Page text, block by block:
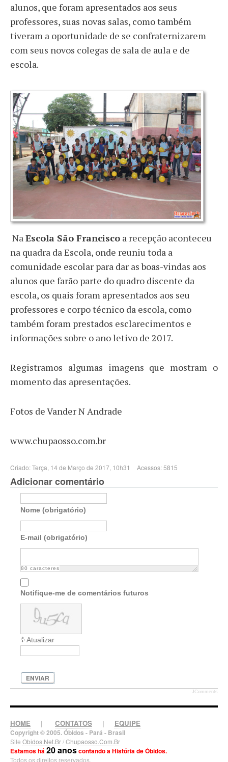
alunos, que foram apresentados aos seus
professores, suas novas salas, como também
tiveram a oportunidade de se confraternizarem
com seus novos colegas de sala de aula e de
escola.
NaEscola São Francisco a recepção aconteceu
na quadra da Escola, onde reuniu toda a
comunidade escolar para dar as boas-vindas aos
alunos que farão parte do quadro discente da
escola, os quais foram apresentados aos seu
professores e corpo técnico da escola, como
também foram prestados esclarecimentos e
informações sobre o ano letivo de 2017.
Registramos algumas imagens que mostram o
momento das apresentações.
Fotos de Vander N Andrade
www.chupaosso.com.br
Criado: Terça, 14 de Março de 2017, 10h31 Acessos: 5815
Adicionar comentário
Nome (obrigatório)
E-mail (obrigatório)
80 caracteres
Notifique-me de comentários futuros
Atualizar
ENVIAR
JComments
HOME | CONTATOS | EQUIPE
Copyright © 2005. Óbidos - Pará - Brasil
Site Obidos.Net.Br/Chupaosso.Com.Br
Estamos há20 anoscontando a História de Óbidos.
Todos os direitos reservados.